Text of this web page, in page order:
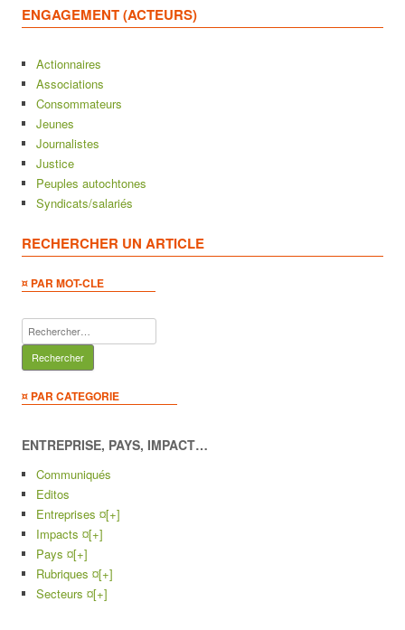
ENGAGEMENT (ACTEURS)
Actionnaires
Associations
Consommateurs
Jeunes
Journalistes
Justice
Peuples autochtones
Syndicats/salariés
RECHERCHER UN ARTICLE
¤ PAR MOT-CLE
Rechercher :
¤ PAR CATEGORIE
ENTREPRISE, PAYS, IMPACT…
Communiqués
Editos
Entreprises ¤[+]
Impacts ¤[+]
Pays ¤[+]
Rubriques ¤[+]
Secteurs ¤[+]